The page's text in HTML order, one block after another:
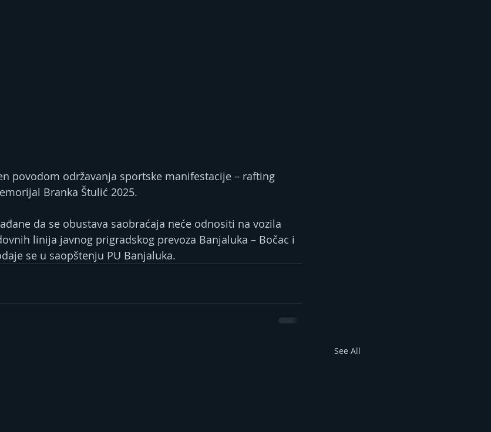
povodom održavanja sportske manifestacije – rafting
Branka Štulić 2025.
da se obustava saobraćaja neće odnositi na vozila
linija javnog prigradskog prevoza Banjaluka – Bočac i
se u saopštenju PU Banjaluka.
See All